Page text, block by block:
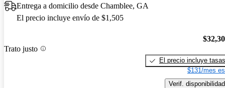
Entrega a domicilio desde Chamblee, GA
El precio incluye envío de $1,505
Trato justo
El precio incluye tasas
$131/mes
Verif. disponibilidad